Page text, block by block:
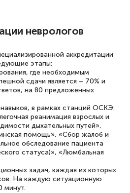
неврологов
аккредитации
этапы:
где необходимым
сдачи является – 70% и
на 80 предложенных
навыков, в рамках станций ОСКЭ:
реанимация взрослых и
дыхательных путей»,
помощь», «Сбор жалоб и
обследование пациента
статуса)», «Люмбальная
задач, каждая из которых
На каждую ситуационную
минут.